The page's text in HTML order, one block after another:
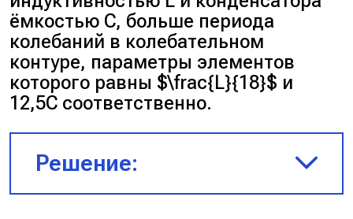
ёмкостью C, больше периода
колебаний в колебательном
контуре, параметры элементов
которого равны $\frac{L}{18}$ и
12,5C соответственно.
Решение: